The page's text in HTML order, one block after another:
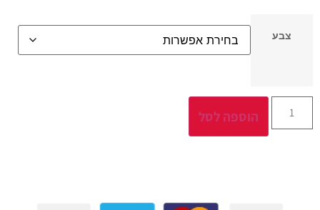
צבע
הוספה לסל